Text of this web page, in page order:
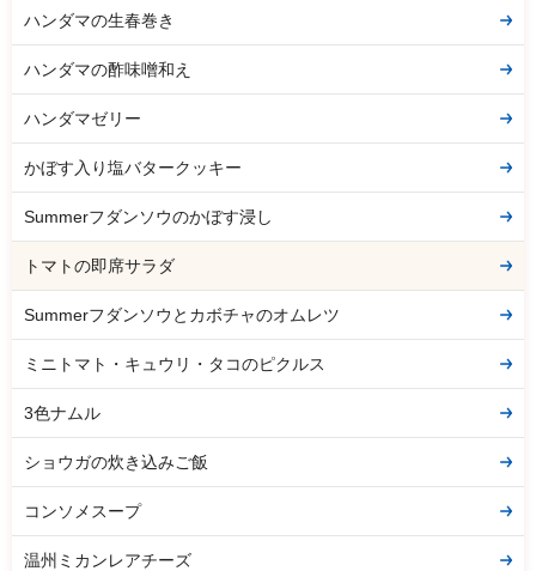
ハンダマの生春巻き
ハンダマの酢味噌和え
ハンダマゼリー
かぼす入り塩バタークッキー
Summerフダンソウのかぼす浸し
トマトの即席サラダ
Summerフダンソウとカボチャのオムレツ
ミニトマト・キュウリ・タコのピクルス
3色ナムル
ショウガの炊き込みご飯
コンソメスープ
温州ミカンレアチーズ